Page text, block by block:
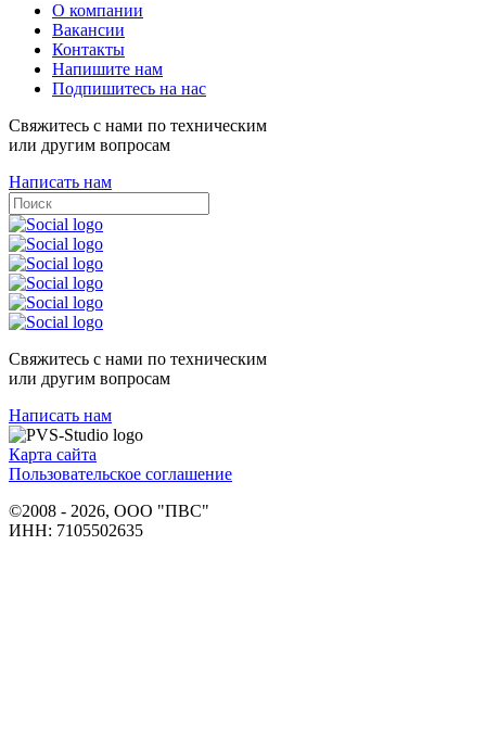
О компании
Вакансии
Контакты
Напишите нам
Подпишитесь на нас
Свяжитесь с нами по техническим
или другим вопросам
Написать нам
Свяжитесь с нами по техническим
или другим вопросам
Написать нам
Карта сайта
Пользовательское соглашение
©2008 - 2026, ООО "ПВС"
ИНН: 7105502635